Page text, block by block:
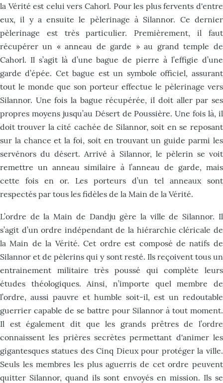
la Vérité est celui vers Cahorl. Pour les plus fervents d'entre
eux, il y a ensuite le pèlerinage à Silannor. Ce dernier
pèlerinage est très particulier. Premièrement, il faut
récupérer un « anneau de garde » au grand temple de
Cahorl. Il s’agit là d’une bague de pierre à l’effigie d’une
garde d’épée. Cet bague est un symbole officiel, assurant
tout le monde que son porteur effectue le pèlerinage vers
Silannor. Une fois la bague récupérée, il doit aller par ses
propres moyens jusqu’au Désert de Poussière. Une fois là, il
doit trouver la cité cachée de Silannor, soit en se reposant
sur la chance et la foi, soit en trouvant un guide parmi les
servénors du désert. Arrivé à Silannor, le pèlerin se voit
remettre un anneau similaire à l’anneau de garde, mais
cette fois en or. Les porteurs d’un tel anneaux sont
respectés par tous les fidèles de la Main de la Vérité.
L’ordre de la Main de Dandju gère la ville de Silannor. Il
s’agit d’un ordre indépendant de la hiérarchie cléricale de
la Main de la Vérité. Cet ordre est composé de natifs de
Silannor et de pèlerins qui y sont resté. Ils reçoivent tous un
entrainement militaire très poussé qui complète leurs
études théologiques. Ainsi, n’importe quel membre de
l’ordre, aussi pauvre et humble soit-il, est un redoutable
guerrier capable de se battre pour Silannor à tout moment.
Il est également dit que les grands prêtres de l’ordre
connaissent les prières secrètes permettant d'animer les
gigantesques statues des Cinq Dieux pour protéger la ville.
Seuls les membres les plus aguerris de cet ordre peuvent
quitter Silannor, quand ils sont envoyés en mission. Ils se